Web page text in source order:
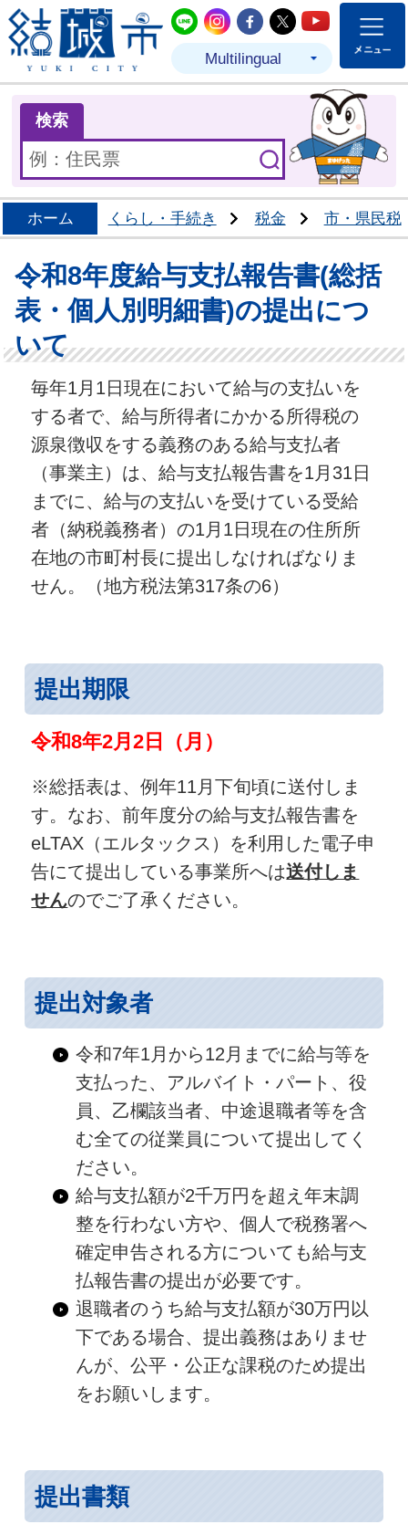
結城市公式LINE
結城市公式Instagram
結城市公式
結城市公式
結城市
Multilingual
検索
ホーム くらし・手続き 税金 市・県民税
令和8年度給与支払報告書(総括
表・個人別明細書)の提出につ
いて
毎年1月1日現在において給与の支払いを
する者で、給与所得者にかかる所得税の
源泉徴収をする義務のある給与支払者
（事業主）は、給与支払報告書を1月31日
までに、給与の支払いを受けている受給
者（納税義務者）の1月1日現在の住所所
在地の市町村長に提出しなければなりま
せん。（地方税法第317条の6）
提出期限
令和8年2月2日（月）
※総括表は、例年11月下旬頃に送付しま
す。なお、前年度分の給与支払報告書を
eLTAX（エルタックス）を利用した電子申
告にて提出している事業所へは送付しま
せんのでご了承ください。
提出対象者
令和7年1月から12月までに給与等を
支払った、アルバイト・パート、役
員、乙欄該当者、中途退職者等を含
む全ての従業員について提出してく
ださい。
給与支払額が2千万円を超え年末調
整を行わない方や、個人で税務署へ
確定申告される方についても給与支
払報告書の提出が必要です。
退職者のうち給与支払額が30万円以
下である場合、提出義務はありませ
んが、公平・公正な課税のため提出
をお願いします。
提出書類